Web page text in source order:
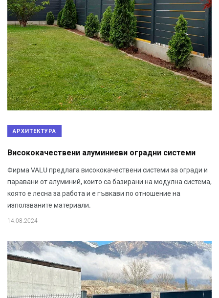
АРХИТЕКТУРА
Висококачествени алуминиеви оградни системи
Фирма VALU предлага висококачествени системи за огради и
паравани от алуминий, които са базирани на модулна система,
която е лесна за работа и е гъвкави по отношение на
използваните материали.
14.08.2024